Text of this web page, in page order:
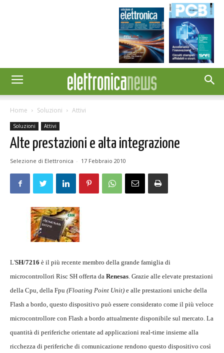
Home Soluzioni Attivi
Soluzioni Attivi
Alte prestazioni e alta integrazione
Selezione di Elettronica - 17 Febbraio 2010
L'SH/7216 è il più recente membro della grande famiglia di
microcontrollori Risc SH offerta da Renesas. Grazie alle elevate prestazioni
della Cpu, della Fpu (Floating Point Unit) e alle prestazioni uniche della
Flash a bordo, questo dispositivo può essere considerato come il più veloce
microcontrollore con Flash a bordo attualmente disponibile sul mercato. La
quantità di periferiche orientate ad applicazioni real-time insieme alla
ricchezza di periferiche di comunicazione rendono questo dispositivo così